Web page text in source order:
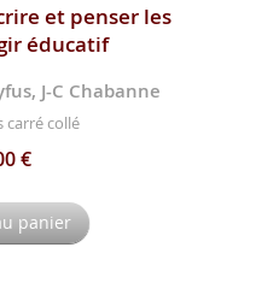
et penser les
éducatif
J-C Chabanne
carré collé
€
panier